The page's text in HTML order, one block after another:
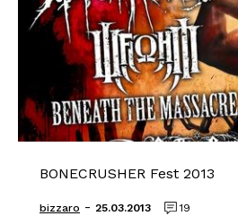
BONECRUSHER Fest 2013
bizzaro - 25.03.2013 19